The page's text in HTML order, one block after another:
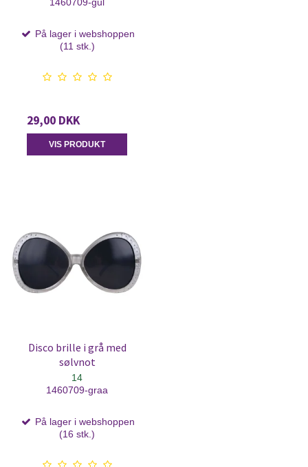
På lager i webshoppen
(11 stk.)
29,00 DKK
VIS PRODUKT
Disco brille i grå med
sølvnot
14
1460709-graa
På lager i webshoppen
(16 stk.)